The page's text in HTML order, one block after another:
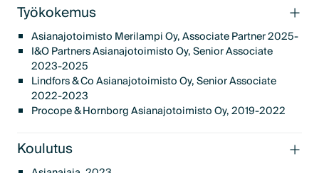
Työkokemus
Asianajotoimisto Merilampi Oy, Associate Partner 2025-
I&O Partners Asianajotoimisto Oy, Senior Associate
2023-2025
Lindfors & Co Asianajotoimisto Oy, Senior Associate
2022-2023
Procope & Hornborg Asianajotoimisto Oy, 2019-2022
Koulutus